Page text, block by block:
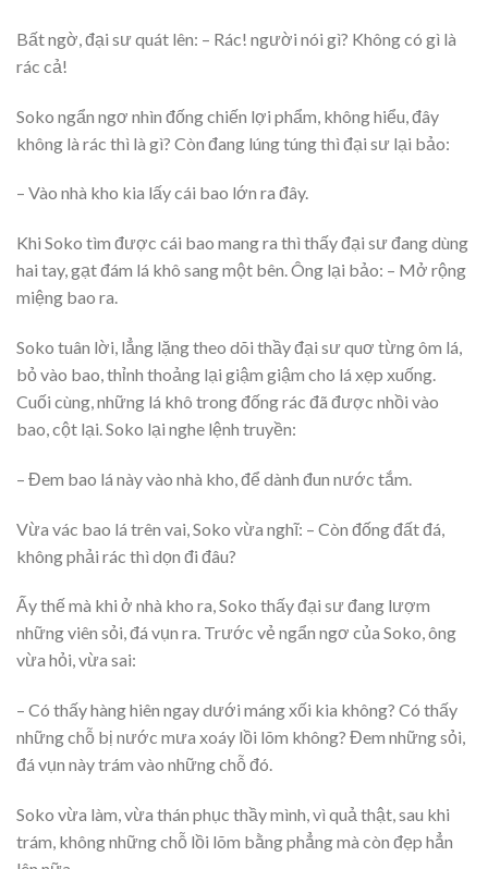
Bất ngờ, đại sư quát lên: – Rác! người nói gì? Không có gì là
rác cả!
Soko ngẩn ngơ nhìn đống chiến lợi phẩm, không hiểu, đây
không là rác thì là gì? Còn đang lúng túng thì đại sư lại bảo:
– Vào nhà kho kia lấy cái bao lớn ra đây.
Khi Soko tìm được cái bao mang ra thì thấy đại sư đang dùng
hai tay, gạt đám lá khô sang một bên. Ông lại bảo: – Mở rộng
miệng bao ra.
Soko tuân lời, lẳng lặng theo dõi thầy đại sư quơ từng ôm lá,
bỏ vào bao, thỉnh thoảng lại giậm giậm cho lá xẹp xuống.
Cuối cùng, những lá khô trong đống rác đã được nhồi vào
bao, cột lại. Soko lại nghe lệnh truyền:
– Đem bao lá này vào nhà kho, để dành đun nước tắm.
Vừa vác bao lá trên vai, Soko vừa nghĩ: – Còn đống đất đá,
không phải rác thì dọn đi đâu?
Ấy thế mà khi ở nhà kho ra, Soko thấy đại sư đang lượm
những viên sỏi, đá vụn ra. Trước vẻ ngẩn ngơ của Soko, ông
vừa hỏi, vừa sai:
– Có thấy hàng hiên ngay dưới máng xối kia không? Có thấy
những chỗ bị nước mưa xoáy lồi lõm không? Đem những sỏi,
đá vụn này trám vào những chỗ đó.
Soko vừa làm, vừa thán phục thầy mình, vì quả thật, sau khi
trám, không những chỗ lồi lõm bằng phẳng mà còn đẹp hẳn